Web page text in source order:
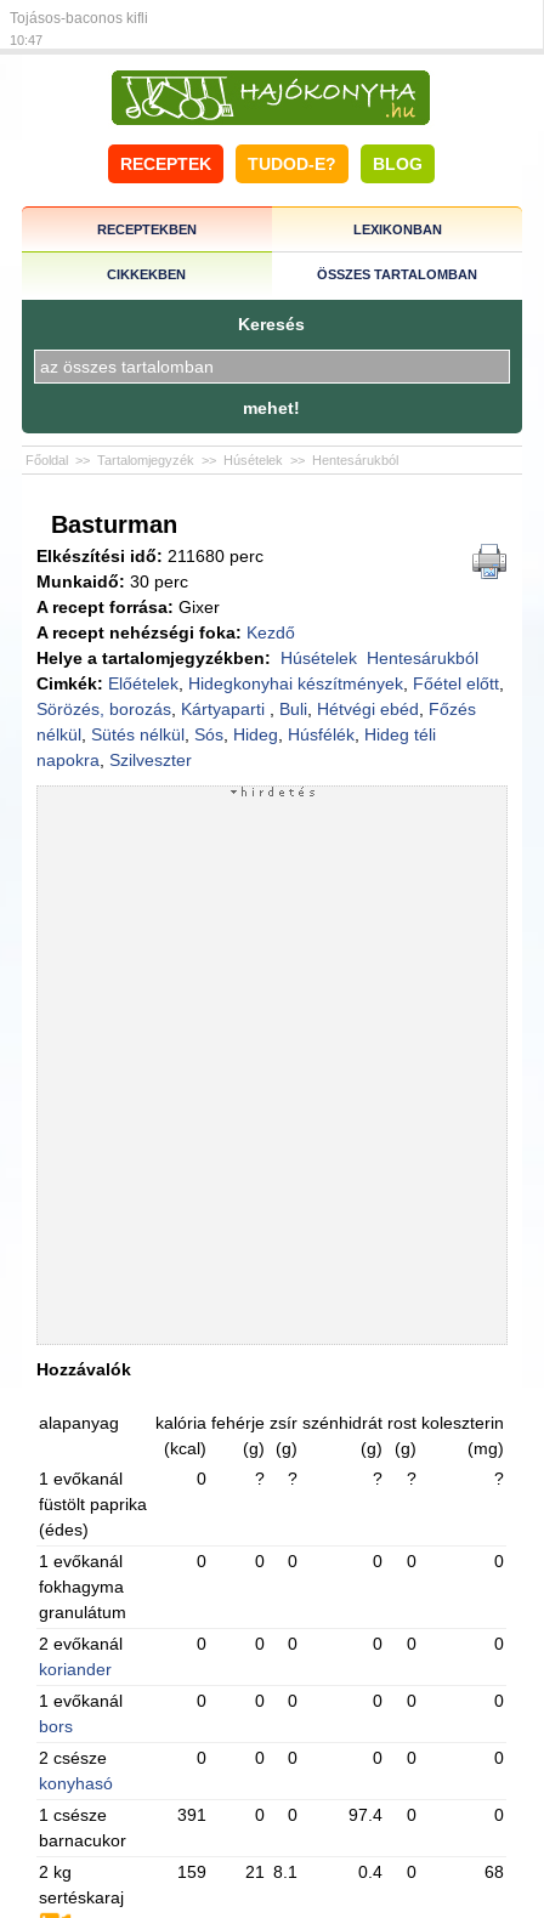
Tojásos-baconos kifli
10:47
RECEPTEK TUDOD-E? BLOG
RECEPTEKBEN LEXIKONBAN
CIKKEKBEN ÖSSZES TARTALOMBAN
Keresés
mehet!
Főoldal >> Tartalomjegyzék >> Húsételek >> Hentesárukból
Basturman
Elkészítési idő: 211680 perc
Munkaidő: 30 perc
A recept forrása: Gixer
A recept nehézségi foka: Kezdő
Helye a tartalomjegyzékben:
Húsételek Hentesárukból
Cimkék: Előételek Hidegkonyhai készítmények Főétel előtt
Sörözés, borozás Kártyaparti Buli Hétvégi ebéd
Főzés
nélkül ,Sütés nélkül ,Sós Hideg Húsfélék Hideg téli
napokra ,Szilveszter
Hozzávalók
alapanyag
kalória
(kcal)
fehérje
(g)
zsír
(g)
szénhidrát
(g)
rost
(g)
koleszterin
(mg)
1 evőkanál
füstölt paprika
(édes)
0 ? ? ? ? ?
1 evőkanál
fokhagyma
granulátum
0 0 0 0 0 0
2 evőkanál
koriander
0 0 0 0 0 0
1 evőkanál
bors
0 0 0 0 0 0
2 csésze
konyhasó
0 0 0 0 0 0
1 csésze
barnacukor
391 0 0 97.4 0 0
2 kg
sertéskaraj
159 21 8.1 0.4 0 68